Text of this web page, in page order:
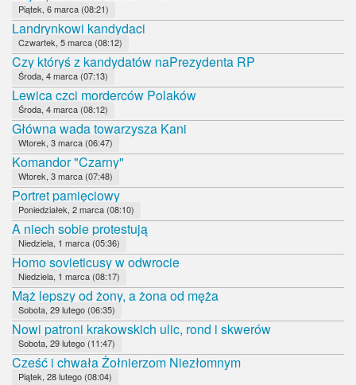
Piątek, 6 marca (08:21)
Landrynkowi kandydaci
Czwartek, 5 marca (08:12)
Czy któryś z kandydatów naPrezydenta RP
Środa, 4 marca (07:13)
Lewica czci morderców Polaków
Środa, 4 marca (08:12)
Główna wada towarzysza Kani
Wtorek, 3 marca (06:47)
Komandor "Czarny"
Wtorek, 3 marca (07:48)
Portret pamięciowy
Poniedziałek, 2 marca (08:10)
A niech sobie protestują
Niedziela, 1 marca (05:36)
Homo sovieticusy w odwrocie
Niedziela, 1 marca (08:17)
Mąż lepszy od żony, a żona od męża
Sobota, 29 lutego (06:35)
Nowi patroni krakowskich ulic, rond i skwerów
Sobota, 29 lutego (11:47)
Cześć i chwała Żołnierzom Niezłomnym
Piątek, 28 lutego (08:04)